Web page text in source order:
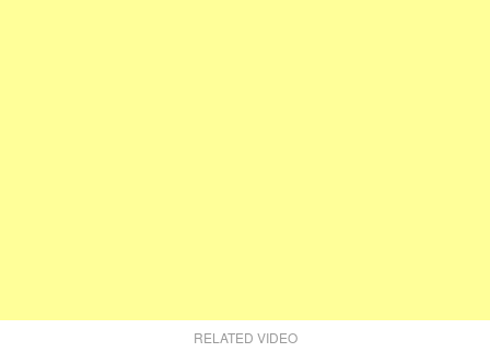
RELATED VIDEO